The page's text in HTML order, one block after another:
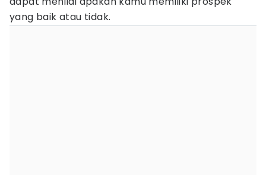
yang baik atau tidak.